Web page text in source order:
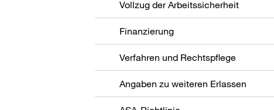
Vollzug der Arbeitssicherheit
Finanzierung
Verfahren und Rechtspflege
Angaben zu weiteren Erlassen